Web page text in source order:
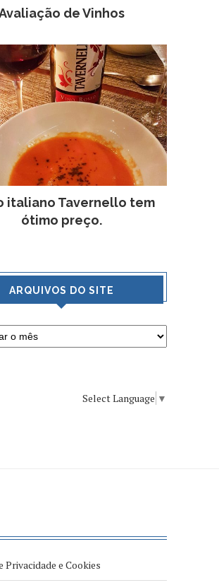
de Vinhos
italiano Tavernello tem
ótimo preço.
ARQUIVOS DO SITE
Select Language ▼
Privacidade e Cookies